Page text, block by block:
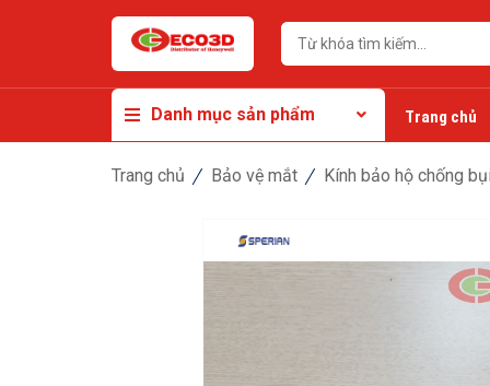
Danh mục sản phẩm Trang chủ
Trang chủ Bảo vệ mắt Kính bảo hộ chống bụi